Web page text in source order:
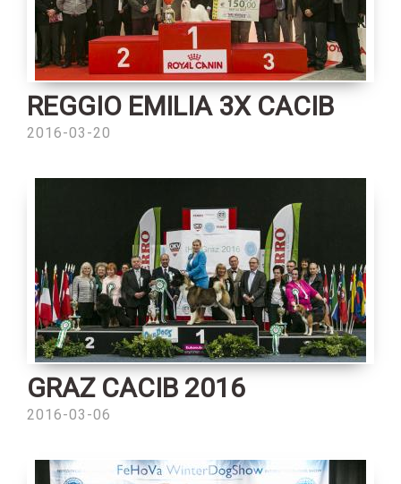
REGGIO EMILIA 3X CACIB
2016-03-20
GRAZ CACIB 2016
2016-03-06